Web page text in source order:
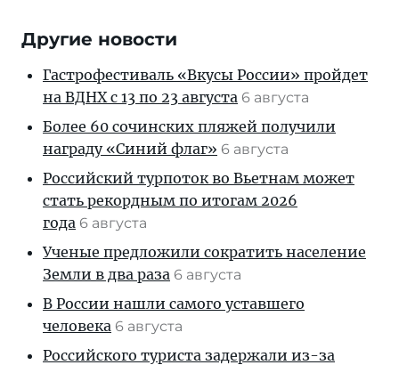
Другие новости
Гастрофестиваль «Вкусы России» пройдет
на ВДНХ с 13 по 23 августа 6 августа
Более 60 сочинских пляжей получили
награду «Синий флаг» 6 августа
Российский турпоток во Вьетнам может
стать рекордным по итогам 2026
года 6 августа
Ученые предложили сократить население
Земли в два раза 6 августа
В России нашли самого уставшего
человека 6 августа
Российского туриста задержали из-за